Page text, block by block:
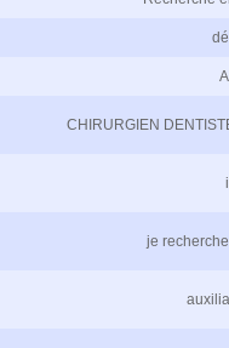
CHIRURGIEN
je